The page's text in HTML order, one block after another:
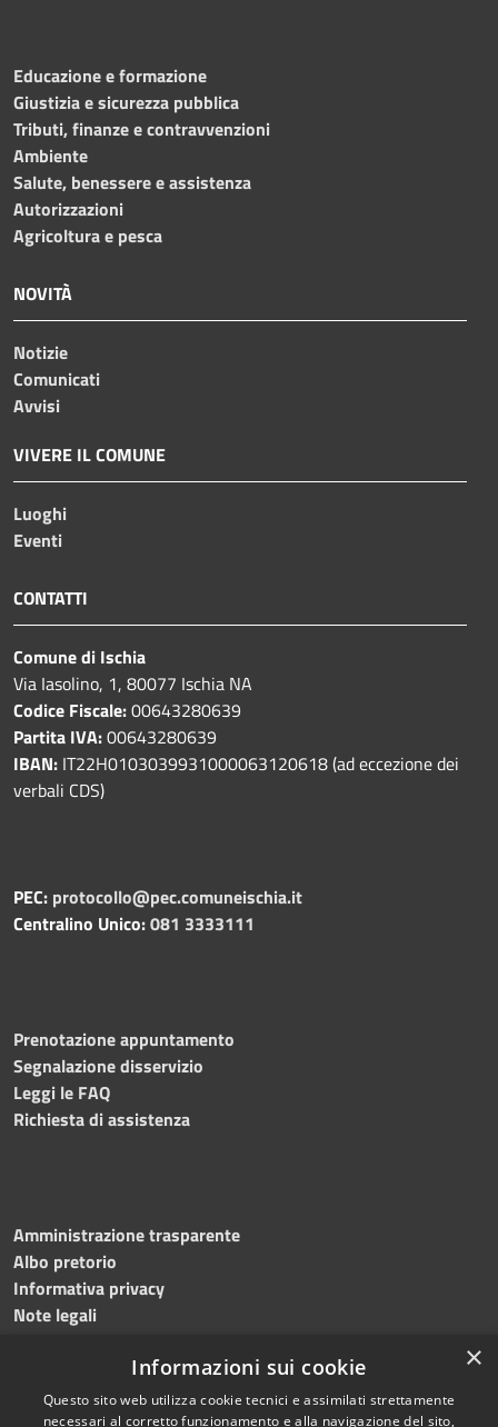
Educazione e formazione
Giustizia e sicurezza pubblica
Tributi, finanze e contravvenzioni
Ambiente
Salute, benessere e assistenza
Autorizzazioni
Agricoltura e pesca
NOVITÀ
Notizie
Comunicati
Avvisi
VIVERE IL COMUNE
Luoghi
Eventi
CONTATTI
Comune di Ischia
Via Iasolino, 1, 80077 Ischia NA
Codice Fiscale:00643280639
Partita IVA:00643280639
IBAN: IT22H0103039931000063120618 (ad eccezione dei
verbali CDS)
PEC: protocollo@pec.comuneischia.it
Centralino Unico:081 3333111
Prenotazione appuntamento
Segnalazione disservizio
Leggi le FAQ
Richiesta di assistenza
Amministrazione trasparente
Albo pretorio
Informativa privacy
Note legali
Obiettivi accessibilità 2026
×
Informazioni sui cookie
Questo sito web utilizza cookie tecnici e assimilati strettamente
necessari al corretto funzionamento e alla navigazione del sito,